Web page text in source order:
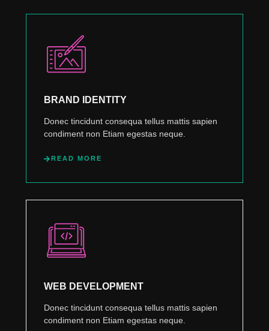
BRAND IDENTITY
Donec tincidunt consequa tellus mattis sapien
condiment non Etiam egestas neque.
READ MORE
WEB DEVELOPMENT
Donec tincidunt consequa tellus mattis sapien
condiment non Etiam egestas neque.